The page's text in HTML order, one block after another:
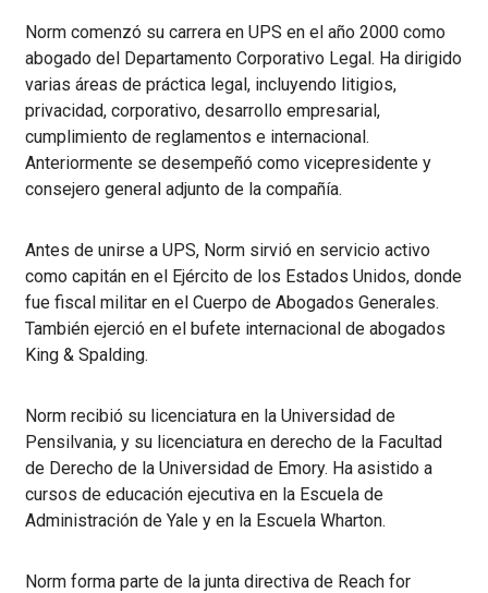
Norm comenzó su carrera en UPS en el año 2000 como
abogado del Departamento Corporativo Legal. Ha dirigido
varias áreas de práctica legal, incluyendo litigios,
privacidad, corporativo, desarrollo empresarial,
cumplimiento de reglamentos e internacional.
Anteriormente se desempeñó como vicepresidente y
consejero general adjunto de la compañía.
Antes de unirse a UPS, Norm sirvió en servicio activo
como capitán en el Ejército de los Estados Unidos, donde
fue fiscal militar en el Cuerpo de Abogados Generales.
También ejerció en el bufete internacional de abogados
King & Spalding.
Norm recibió su licenciatura en la Universidad de
Pensilvania, y su licenciatura en derecho de la Facultad
de Derecho de la Universidad de Emory. Ha asistido a
cursos de educación ejecutiva en la Escuela de
Administración de Yale y en la Escuela Wharton.
Norm forma parte de la junta directiva de Reach for